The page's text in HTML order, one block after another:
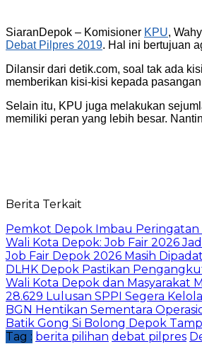
SiaranDepok – Komisioner KPU,
Debat Pilpres 2019. Hal ini bertujuan
Dilansir dari detik.com, soal tak ada
memberikan kisi-kisi kepada
Selain itu, KPU juga melakukan
memiliki peran yang lebih besar.
Berita Terkait
Pemkot Depok Imbau Peringatan
Wali Kota Depok: Job Fair 2026
Job Fair Depok 2026 Masih
DLHK Depok Pastikan
Wali Kota Depok dan Masyarakat
28.629 Lulusan SPPI Segera
BGN Hentikan Sementara
Batik Gong Si Bolong Depok
Tag : berita pilihan debat pilpres